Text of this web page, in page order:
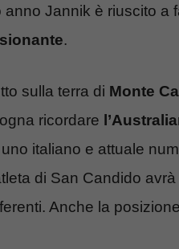
anno Jannik è riuscito a
.
sulla terra di Monte
ricordare
italiano e attuale
di San Candido
Anche la